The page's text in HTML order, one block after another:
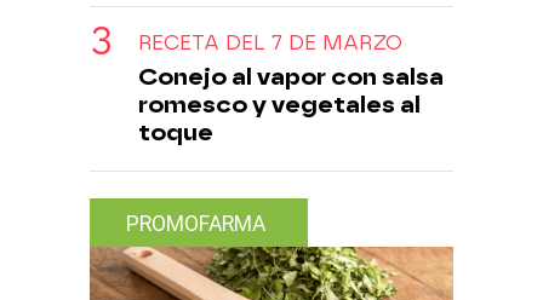
RECETA DEL 7 DE MARZO
Conejo al vapor con salsa
romesco y vegetales al
toque
PROMOFARMA